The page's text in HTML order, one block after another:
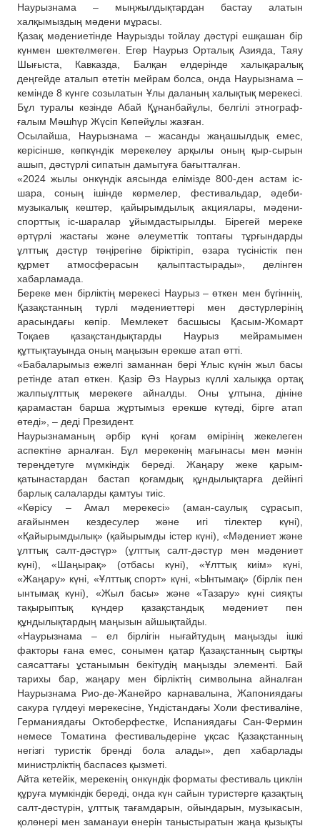
Наурызнама – мыңжылдықтардан бастау алатын
халқымыздың мәдени мұрасы.
Қазақ мәдениетінде Наурызды тойлау дәстүрі ешқашан бір
күнмен шектелмеген. Егер Наурыз Орталық Азияда, Таяу
Шығыста, Кавказда, Балқан елдерінде халықаралық
деңгейде аталып өтетін мейрам болса, онда Наурызнама –
кемінде 8 күнге созылатын Ұлы даланың халықтық мерекесі.
Бұл туралы кезінде Абай Құнанбайұлы, белгілі этнограф-
ғалым Мәшһүр Жүсіп Көпейұлы жазған.
Осылайша, Наурызнама – жасанды жаңашылдық емес,
керісінше, көпкүндік мерекелеу арқылы оның қыр-сырын
ашып, дәстүрлі сипатын дамытуға бағытталған.
«2024 жылы онкүндік аясында елімізде 800-ден астам іс-
шара, соның ішінде көрмелер, фестивальдар, әдеби-
музыкалық кештер, қайырымдылық акциялары, мәдени-
спорттық іс-шаралар ұйымдастырылды. Бірегей мереке
әртүрлі жастағы және әлеуметтік топтағы тұрғындарды
ұлттық дәстүр төңірегіне біріктіріп, өзара түсіністік пен
құрмет атмосферасын қалыптастырады», делінген
хабарламада.
Береке мен бірліктің мерекесі Наурыз – өткен мен бүгіннің,
Қазақстанның түрлі мәдениеттері мен дәстүрлерінің
арасындағы көпір. Мемлекет басшысы Қасым-Жомарт
Тоқаев қазақстандықтарды Наурыз мейрамымен
құттықтауында оның маңызын ерекше атап өтті.
«Бабаларымыз ежелгі заманнан бері Ұлыс күнін жыл басы
ретінде атап өткен. Қазір Әз Наурыз күллі халыққа ортақ
жалпыұлттық мерекеге айналды. Оны ұлтына, дініне
қарамастан барша жұртымыз ерекше күтеді, бірге атап
өтеді», – деді Президент.
Наурызнаманың әрбір күні қоғам өмірінің жекелеген
аспектіне арналған. Бұл мерекенің мағынасы мен мәнін
тереңдетуге мүмкіндік береді. Жаңару жеке қарым-
қатынастардан бастап қоғамдық құндылықтарға дейінгі
барлық салаларды қамтуы тиіс.
«Көрісу – Амал мерекесі» (аман-саулық сұрасып,
ағайынмен кездесулер және игі тілектер күні),
«Қайырымдылық» (қайырымды істер күні), «Мәдениет және
ұлттық салт-дәстүр» (ұлттық салт-дәстүр мен мәдениет
күні), «Шаңырақ» (отбасы күні), «Ұлттық киім» күні,
«Жаңару» күні, «Ұлттық спорт» күні, «Ынтымақ» (бірлік пен
ынтымақ күні), «Жыл басы» және «Тазару» күні сияқты
тақырыптық күндер қазақстандық мәдениет пен
құндылықтардың маңызын айшықтайды.
«Наурызнама – ел бірлігін нығайтудың маңызды ішкі
факторы ғана емес, сонымен қатар Қазақстанның сыртқы
саясаттағы ұстанымын бекітудің маңызды элементі. Бай
тарихы бар, жаңару мен бірліктің символына айналған
Наурызнама Рио-де-Жанейро карнавалына, Жапониядағы
сакура гүлдеуі мерекесіне, Үндістандағы Холи фестиваліне,
Германиядағы Октоберфестке, Испаниядағы Сан-Фермин
немесе Томатина фестивальдеріне ұқсас Қазақстанның
негізгі туристік бренді бола алады», деп хабарлады
министрліктің баспасөз қызметі.
Айта кетейік, мерекенің онкүндік форматы фестиваль циклін
құруға мүмкіндік береді, онда күн сайын туристерге қазақтың
салт-дәстүрін, ұлттық тағамдарын, ойындарын, музыкасын,
қолөнері мен заманауи өнерін таныстыратын жаңа қызықты